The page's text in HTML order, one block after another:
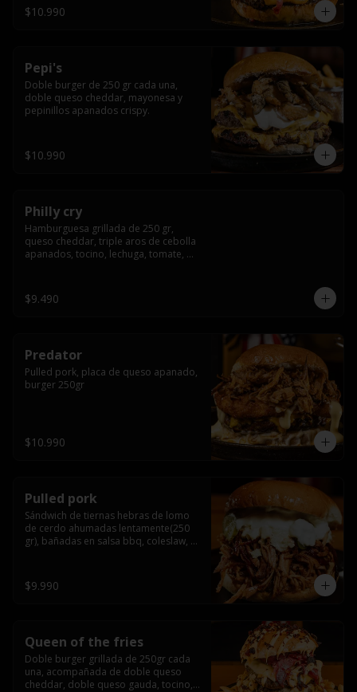
$10.990
Pepi's
Doble burger de 250 gr cada una,
doble queso cheddar, mayonesa y
pepinillos apanados crispy.
$10.990
Philly cry
Hamburguesa grillada de 250 gr,
queso cheddar, triple aros de cebolla
apanados, tocino, lechuga, tomate,
$9.490
Predator
Pulled pork, placa de queso apanado,
burger 250gr
$10.990
Pulled pork
Sándwich de tiernas hebras de lomo
de cerdo ahumadas lentamente(250
gr), bañadas en salsa bbq, coleslaw,
$9.990
Queen of the fries
Doble burger grillada de 250gr cada
una, acompañada de doble queso
cheddar, doble queso gauda, tocino,